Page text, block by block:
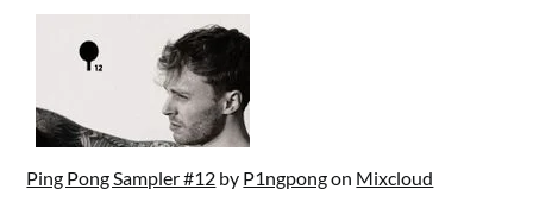
Ping Pong Sampler #12 by P1ngpongon Mixcloud